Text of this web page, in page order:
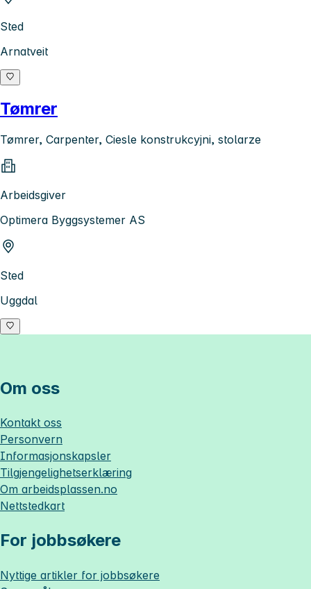
Sted
Arnatveit
Tømrer
Tømrer, Carpenter, Ciesle konstrukcyjni, stolarze
Arbeidsgiver
Optimera Byggsystemer AS
Sted
Uggdal
Om oss
Kontakt oss
Personvern
Informasjonskapsler
Tilgjengelighetserklæring
Om arbeidsplassen.no
Nettstedkart
For jobbsøkere
Nyttige artikler for jobbsøkere